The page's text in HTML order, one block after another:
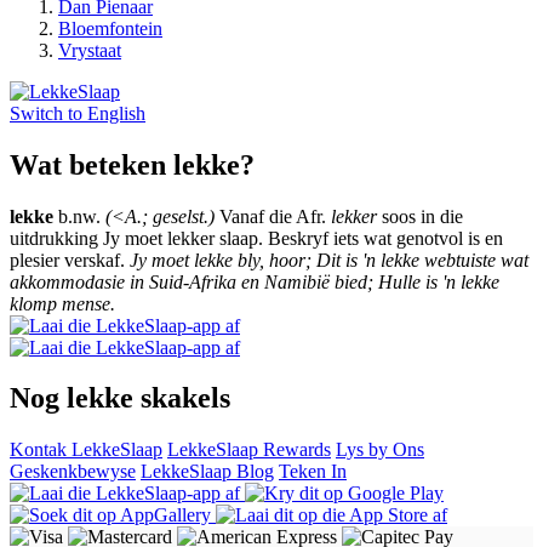
Dan Pienaar
Bloemfontein
Vrystaat
Switch to English
Wat beteken lekke?
lekke b.nw. (<A.; geselst.) Vanaf die Afr. lekkersoos in die
uitdrukking Jy moet lekker slaap. Beskryf iets wat genotvol is en
plesier verskaf. Jy moet lekke bly, hoor; Dit is 'n lekke webtuiste wat
akkommodasie in Suid-Afrika en Namibië bied; Hulle is 'n lekke
klomp mense.
Nog lekke skakels
Kontak LekkeSlaap LekkeSlaap Rewards Lys by Ons
Geskenkbewyse LekkeSlaap Blog Teken In